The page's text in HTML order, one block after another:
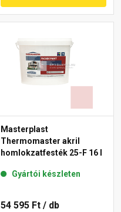
Masterplast
Thermomaster akril
homlokzatfesték 25-F 16 l
Gyártói készleten
54 595 Ft / db